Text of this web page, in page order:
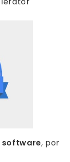
software, por